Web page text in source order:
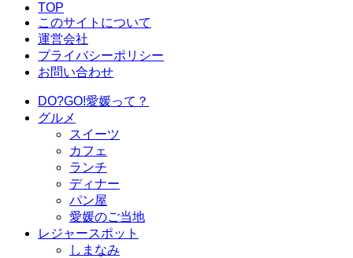
TOP
このサイトについて
運営会社
プライバシーポリシー
お問い合わせ
DO?GO!愛媛って？
グルメ
スイーツ
カフェ
ランチ
ディナー
パン屋
愛媛のご当地
レジャースポット
しまなみ